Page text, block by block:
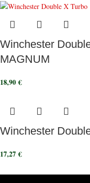
Winchester
MAGNUM
18,90€
Winchester
17,27€